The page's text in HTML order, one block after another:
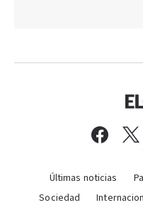
Últimas noticias
Sociedad